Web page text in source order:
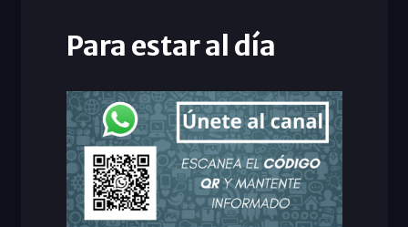
Para estar al día